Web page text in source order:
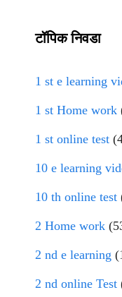
टॉपिक निवडा
1 st e learning
1 st Home work
1 st online test
10 e learning
10 th online test
2 Home work
2 nd e learning
2 nd online Test